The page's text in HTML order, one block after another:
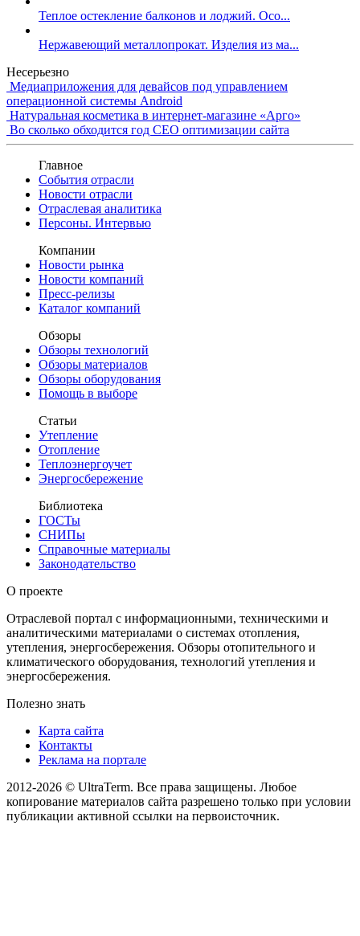
Теплое остекление балконов и лоджий. Осо...
Нержавеющий металлопрокат. Изделия из ма...
Несерьезно
Медиаприложения для девайсов под управлением
операционной системы Android
Натуральная косметика в интернет-магазине «Арго»
Во сколько обходится год СЕО оптимизации сайта
Главное
События отрасли
Новости отрасли
Отраслевая аналитика
Персоны. Интервью
Компании
Новости рынка
Новости компаний
Пресс-релизы
Каталог компаний
Обзоры
Обзоры технологий
Обзоры материалов
Обзоры оборудования
Помощь в выборе
Статьи
Утепление
Отопление
Теплоэнергоучет
Энергосбережение
Библиотека
ГОСТы
СНИПы
Справочные материалы
Законодательство
О проекте
Отраслевой портал с информационными, техническими и
аналитическими материалами о системах отопления,
утепления, энергосбережения. Обзоры отопительного и
климатического оборудования, технологий утепления и
энергосбережения.
Полезно знать
Карта сайта
Контакты
Реклама на портале
2012-2026 © UltraTerm. Все права защищены. Любое
копирование материалов сайта разрешено только при условии
публикации активной ссылки на первоисточник.